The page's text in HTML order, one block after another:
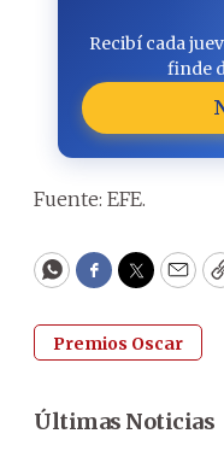
Recibí cada
finde
Fuente: EFE.
WhatsApp
Facebook
Twitter
Premios Oscar
Últimas Noticias